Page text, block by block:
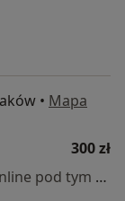
• Mapa
300 zł
Specjalista nie oferuje umawiania online pod tym adresem.